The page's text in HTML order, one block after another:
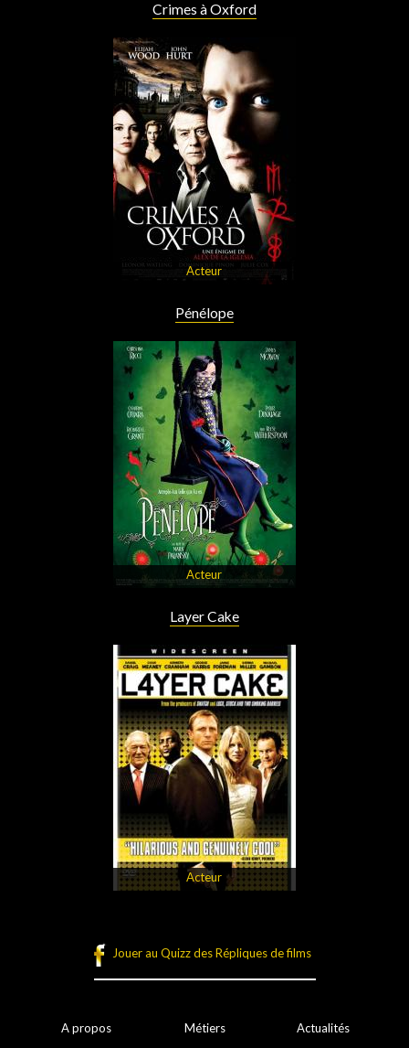
Crimes à Oxford
Acteur
Pénélope
Acteur
Layer Cake
Acteur
Jouer au Quizz des Répliques de films
A propos Métiers Actualités